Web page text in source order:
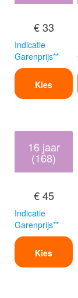
€ 33
Indicatie
Garenprijs**
Kies
16 jaar
(168)
€ 45
Indicatie
Garenprijs**
Kies